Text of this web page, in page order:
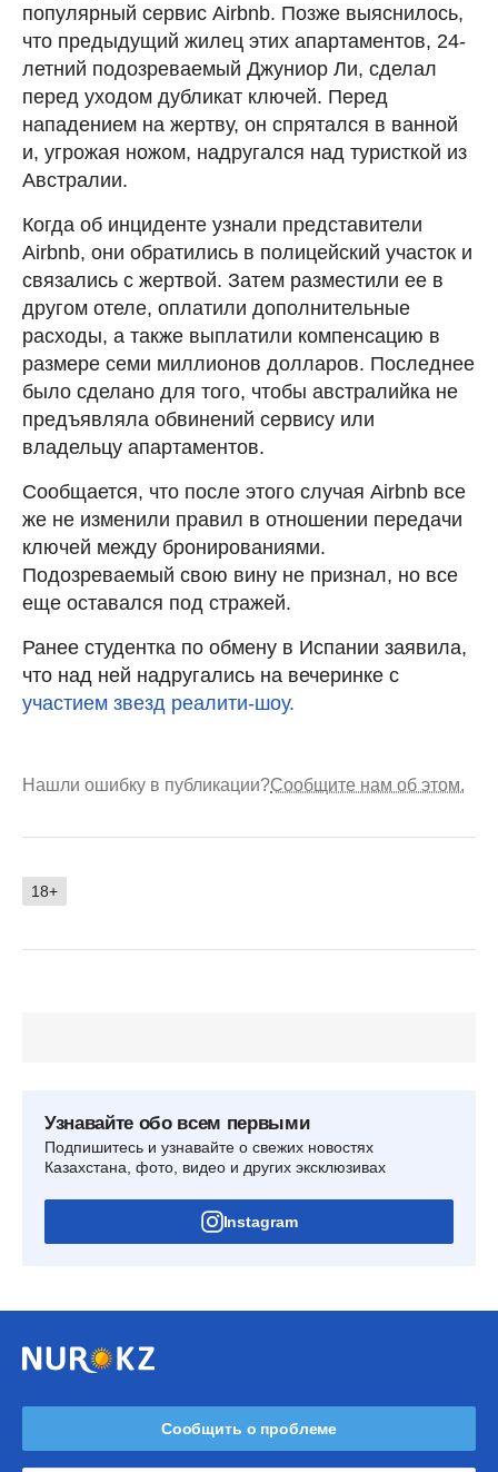
популярный сервис Airbnb. Позже выяснилось,
что предыдущий жилец этих апартаментов, 24-
летний подозреваемый Джуниор Ли, сделал
перед уходом дубликат ключей. Перед
нападением на жертву, он спрятался в ванной
и, угрожая ножом, надругался над туристкой из
Австралии.
Когда об инциденте узнали представители
Airbnb, они обратились в полицейский участок и
связались с жертвой. Затем разместили ее в
другом отеле, оплатили дополнительные
расходы, а также выплатили компенсацию в
размере семи миллионов долларов. Последнее
было сделано для того, чтобы австралийка не
предъявляла обвинений сервису или
владельцу апартаментов.
Сообщается, что после этого случая Airbnb все
же не изменили правил в отношении передачи
ключей между бронированиями.
Подозреваемый свою вину не признал, но все
еще оставался под стражей.
Ранее студентка по обмену в Испании заявила,
что над ней надругались на вечеринке с
участием звезд реалити-шоу.
Нашли ошибку в публикации?Сообщите нам об этом.
18+
Узнавайте обо всем первыми
Подпишитесь и узнавайте о свежих новостях
Казахстана, фото, видео и других эксклюзивах
Instagram
Сообщить о проблеме